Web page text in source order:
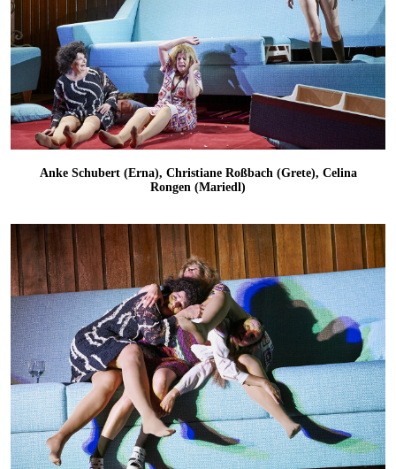
Anke Schubert (Erna), Christiane Roßbach (Grete), Celina
Rongen (Mariedl)